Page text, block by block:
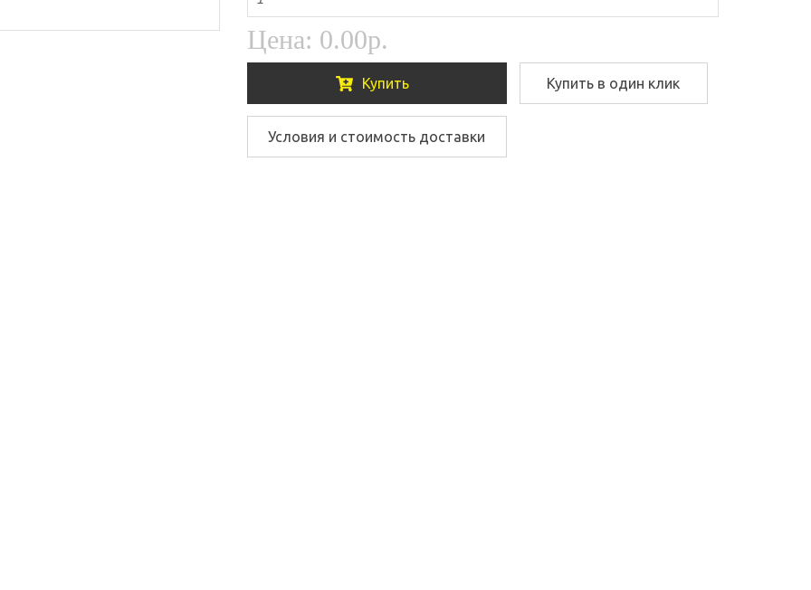
Цена: 0.00р.
Купить Купить в один клик
Условия и стоимость доставки